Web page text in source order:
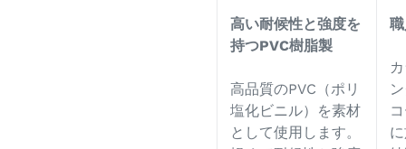
高い耐候性と強度を
持つPVC樹脂製
高品質のPVC（ポリ
塩化ビニル）を素材
として使用します。